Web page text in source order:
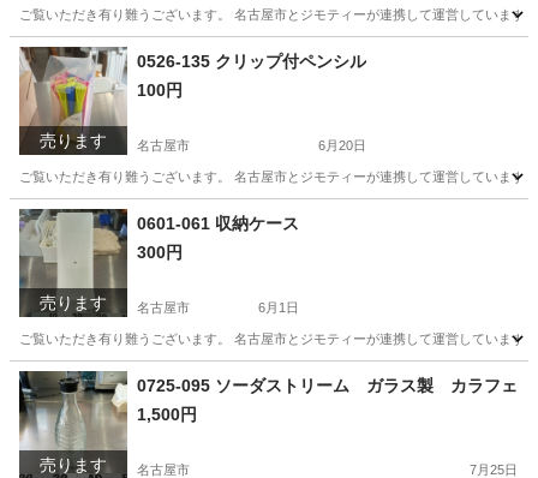
ご覧いただき有り難うございます。 名古屋市とジモティーが連携して運営していま
愛知 名古屋市 リユース
売ります
0526-135 クリップ付ペンシル
100円
名古屋市 6月20日
ご覧いただき有り難うございます。 名古屋市とジモティーが連携して運営してい
愛知 名古屋市 リユース
売ります
0601-061 収納ケース
300円
名古屋市 6月1日
ご覧いただき有り難うございます。 名古屋市とジモティーが連携して運営してい
愛知 名古屋市 リユース
売ります
0725-095 ソーダストリーム ガラス製 カラフェ
1,500円
名古屋市 7月25日